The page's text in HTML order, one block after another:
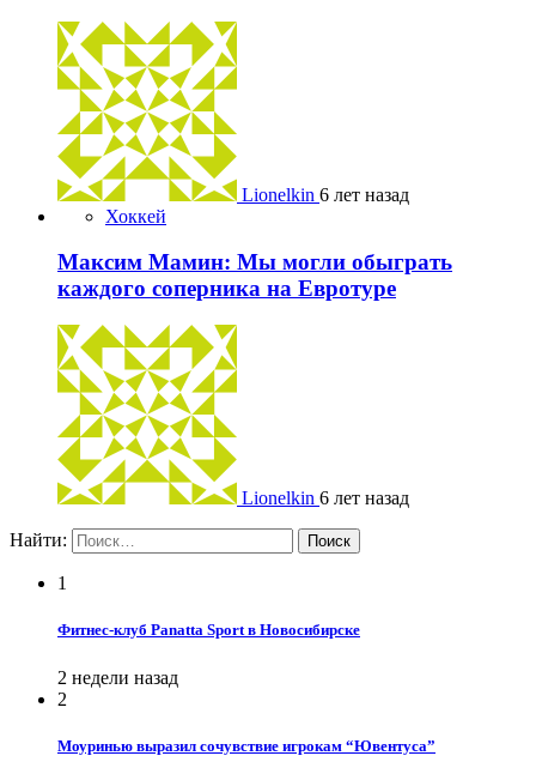
Lionelkin 6 лет назад
Хоккей
Максим Мамин: Мы могли обыграть
каждого соперника на Евротуре
Lionelkin 6 лет назад
Найти:
1
Фитнес-клуб Panatta Sport в Новосибирске
2 недели назад
2
Моуринью выразил сочувствие игрокам “Ювентуса”